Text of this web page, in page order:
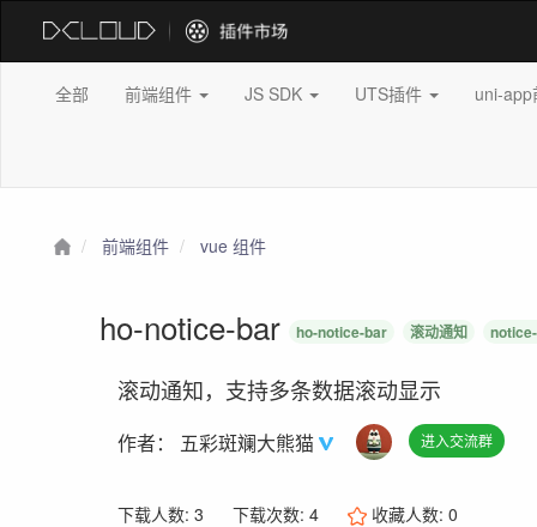
全部 前端组件 JS SDK UTS插件 uni-
前端组件 vue 组件
ho-notice-bar ho-notice-bar 滚动通知
滚动通知，支持多条数据滚动显示
作者： 五彩斑斓大熊猫 进入交流群
下载人数: 3 下载次数: 4 收藏人数:0